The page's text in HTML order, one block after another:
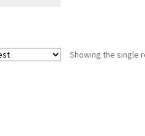
Showing the single